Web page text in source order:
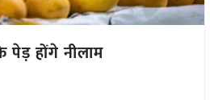
होंगे नीलाम